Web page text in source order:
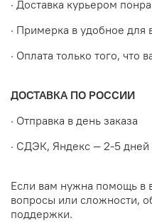
· Доставка курьером
· Примерка в удобное для
· Оплата только того, что
ДОСТАВКА ПО РОССИИ
· Отправка в день заказа
· СДЭК, Яндекс — 2-5 дней
Если вам нужна помощь в
вопросы или сложности,
поддержки.